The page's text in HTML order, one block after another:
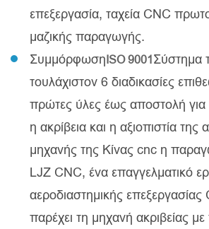
επεξεργασία, ταχεία CNC
μαζικής παραγωγής.
Συμμόρφωση ISO 9001 Σύστημα
τουλάχιστον 6 διαδικασίες
πρώτες ύλες έως αποστολή για
η ακρίβεια και η αξιοπιστία της
μηχανής της Κίνας cnc η
LJZ CNC, ένα επαγγελματικό
αεροδιαστημικής
παρέχει τη μηχανή ακριβείας με